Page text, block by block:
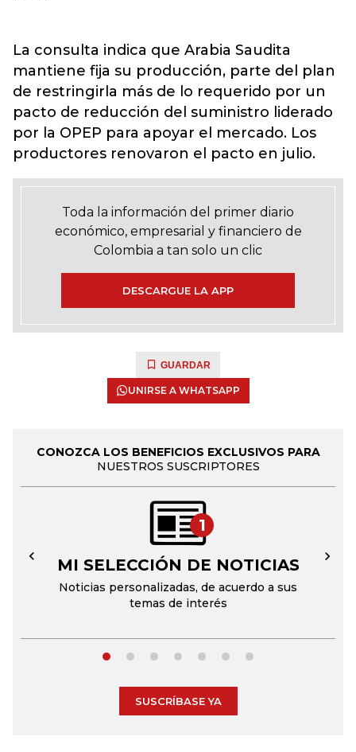
La consulta indica que Arabia Saudita
mantiene fija su producción, parte del plan
de restringirla más de lo requerido por un
pacto de reducción del suministro liderado
por la OPEP para apoyar el mercado. Los
productores renovaron el pacto en julio.
Toda la información del primer diario
económico, empresarial y financiero de
Colombia a tan solo un clic
DESCARGUE LA APP
GUARDAR
UNIRSE A WHATSAPP
CONOZCA LOS BENEFICIOS EXCLUSIVOS PARA
NUESTROS SUSCRIPTORES
1
MI SELECCIÓN DE NOTICIAS
Noticias personalizadas, de acuerdo a sus
temas de interés
← →
SUSCRÍBASE YA